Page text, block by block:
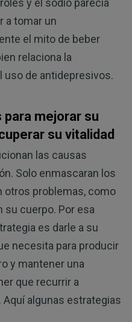
y el sodio parecía
a tomar un
el mito de beber
relaciona la
uso de antidepresivos.
mejorar su
su vitalidad
las causas
Solo enmascaran los
otros problemas, como
su cuerpo. Por esa
es darle a su
necesita para producir
y mantener una
que recurrir a
algunas estrategias